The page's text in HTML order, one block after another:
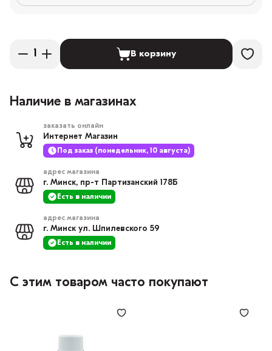
В корзину
Наличие в магазинах
заказать онлайн
Интернет Магазин
Под заказ (понедельник, 10 августа)
адрес магазина
г. Минск, пр-т Партизанский 178Б
Есть в наличии
адрес магазина
г. Минск ул. Шпилевского 59
Есть в наличии
С этим товаром часто покупают